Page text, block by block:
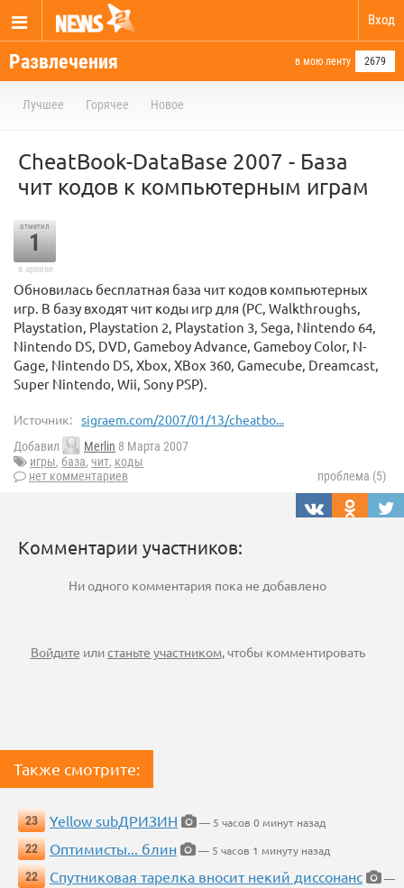
Вход
Развлечения в мою ленту 2679
Лучшее Горячее Новое
CheatBook-DataBase 2007 - База
чит кодов к компьютерным играм
отметил
1
в архиве
Обновилась бесплатная база чит кодов компьютерных
игр. В базу входят чит коды игр для (PC, Walkthroughs,
Playstation, Playstation 2, Playstation 3, Sega, Nintendo 64,
Nintendo DS, DVD, Gameboy Advance, Gameboy Color, N-
Gage, Nintendo DS, Xbox, XBox 360, Gamecube, Dreamcast,
Super Nintendo, Wii, Sony PSP).
Источник: sigraem.com/2007/01/13/cheatbo...
Добавил Merlin 8 Марта 2007
игры, база, чит, коды
нет комментариев
проблема (5)
Комментарии участников:
Ни одного комментария пока не добавлено
Войдите илистаньте участником, чтобы комментировать
Также смотрите:
23 Yellow subДРИЗИН
— 5 часов 0 минут назад
22
Оптимисты... блин
— 5 часов 1 минуту назад
22
Спутниковая тарелка вносит некий диссонанс
—